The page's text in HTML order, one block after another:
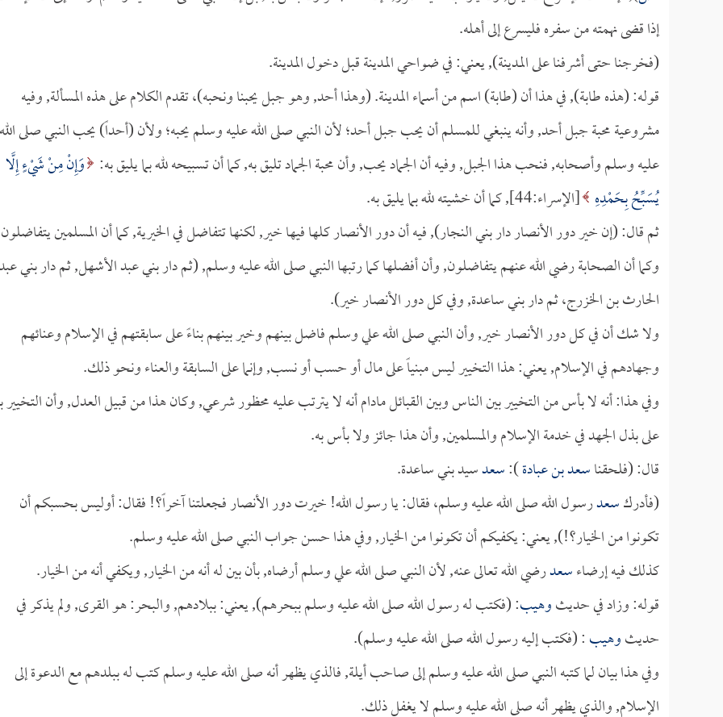
إذا قضى نهمته من سفره فليسرع إلى أهله.
(فخرجنا حتى أشرفنا على المدينة), يعني: في ضواحي المدينة قبل دخول المدينة.
قوله: (هذه طابة), في هذا أن (طابة) اسم من أسماء المدينة. (وهذا أحد, وهو جبل يحبنا ونحبه)، تقدم الكلام على هذه المسألة, وفيه
مشروعية محبة جبل أحد, وأنه ينبغي للمسلم أن يحب جبل أحد؛ لأن النبي صلى الله عليه وسلم يحبه؛ ولأن (أحداً) يحب النبي صلى
عليه وسلم وأصحابه, فنحب هذا الجبل, وفيه أن الجماد يحب, وأن محبة الجماد تليق به, كما أن تسبيحه لله بما يليق به: وَإِنْ مِنْ شَيْءٍ إِلَّا
يُسَبِّحُ بِحَمْدِهِ [الإسراء:44], كما أن خشيته لله بما يليق به.
ثم قال: (إن خير دور الأنصار دار بني النجار), فيه أن دور الأنصار كلها فيها خير, لكنها تتفاضل في الخيرية, كما أن المسلمين
وكما أن الصحابة رضي الله عنهم يتفاضلون, وأن أفضلها كما رتبها النبي صلى الله عليه وسلم, (ثم دار بني عبد الأشهل, ثم دار بني
الحارث بن الخزرج، ثم دار بني ساعدة, وفي كل دور الأنصار خير).
ولا شك أن في كل دور الأنصار خير, وأن النبي صلى الله علي وسلم فاضل بينهم وخير بينهم بناءً على سابقتهم في الإسلام وعنائهم
وجهادهم في الإسلام, يعني: هذا التخيير ليس مبنياً على مال أو حسب أو نسب, وإنما على السابقة والعناء ونحو ذلك.
وفي هذا: أنه لا بأس من التخيير بين الناس وبين القبائل مادام أنه لا يترتب عليه محظور شرعي, وكان هذا من قبيل العدل, وأن التخيير
على بذل الجهد في خدمة الإسلام والمسلمين, وأن هذا جائز ولا بأس به.
قال: (فلحقناسعد بن عبادة):سعدسيد بني ساعدة.
(فأدركسعدرسول الله صلى الله عليه وسلم، فقال: يا رسول الله! خيرت دور الأنصار فجعلتنا آخراً؟! فقال: أوليس بحسبكم أن
تكونوا من الخيار؟!), يعني: يكفيكم أن تكونوا من الخيار, وفي هذا حسن جواب النبي صلى الله عليه وسلم.
كذلك فيه إرضاءسعدرضي الله تعالى عنه, لأن النبي صلى الله علي وسلم أرضاه, بأن بين له أنه من الخيار, ويكفي أنه من الخيار.
قوله: وزاد في حديثوهيب: (فكتب له رسول الله صلى الله عليه وسلم ببحرهم), يعني: ببلادهم, والبحر: هو القرى, ولم يذكر في
حديثوهيب: (فكتب إليه رسول الله صلى الله عليه وسلم).
وفي هذا بيان لما كتبه النبي صلى الله عليه وسلم إلى صاحب أيلة, فالذي يظهر أنه صلى الله عليه وسلم كتب له ببلدهم مع الدعوة إلى
الإسلام, والذي يظهر أنه صلى الله عليه وسلم لا يغفل ذلك.